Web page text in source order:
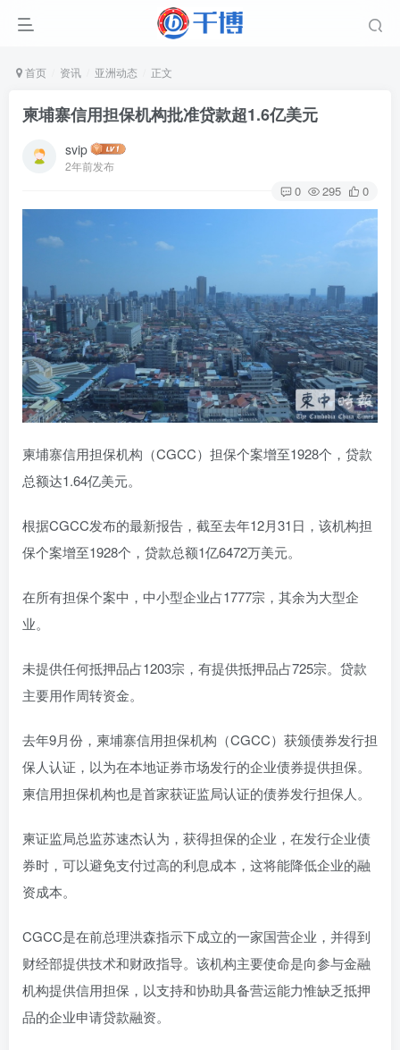
首页 资讯 亚洲动态 正文
柬埔寨信用担保机构批准贷款超1.6亿美元
svip
2年前发布
0 295 0
柬埔寨信用担保机构（CGCC）担保个案增至1928个，贷款
总额达1.64亿美元。
根据CGCC发布的最新报告，截至去年12月31日，该机构担
保个案增至1928个，贷款总额1亿6472万美元。
在所有担保个案中，中小型企业占1777宗，其余为大型企
业。
未提供任何抵押品占1203宗，有提供抵押品占725宗。贷款
主要用作周转资金。
去年9月份，柬埔寨信用担保机构（CGCC）获颁债券发行担
保人认证，以为在本地证券市场发行的企业债券提供担保。
柬信用担保机构也是首家获证监局认证的债券发行担保人。
柬证监局总监苏速杰认为，获得担保的企业，在发行企业债
券时，可以避免支付过高的利息成本，这将能降低企业的融
资成本。
CGCC是在前总理洪森指示下成立的一家国营企业，并得到
财经部提供技术和财政指导。该机构主要使命是向参与金融
机构提供信用担保，以支持和协助具备营运能力惟缺乏抵押
品的企业申请贷款融资。